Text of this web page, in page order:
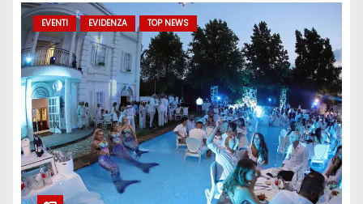
EVENTI EVIDENZA TOP NEWS